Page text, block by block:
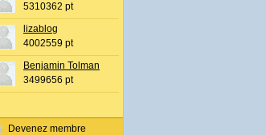
5310362 pt
lizablog
4002559 pt
Benjamin Tolman
3499656 pt
Devenez membre